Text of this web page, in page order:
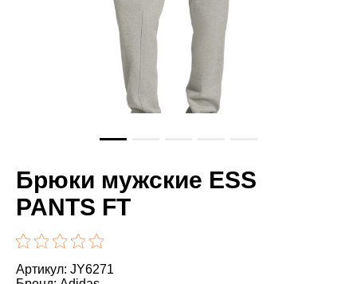
Брюки мужские ESS
PANTS FT
Артикул: JY6271